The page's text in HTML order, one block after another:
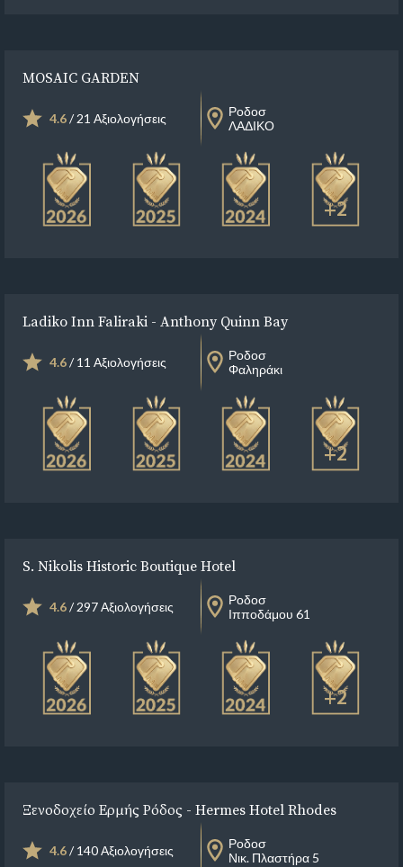
MOSAIC GARDEN
4.6/ 21 Αξιολογήσεις
Ροδοσ
ΛΑΔΙΚΟ
+2
Ladiko Inn Faliraki - Anthony Quinn Bay
4.6/ 11 Αξιολογήσεις
Ροδοσ
Φαληράκι
+2
S. Nikolis Historic Boutique Hotel
4.6/ 297 Αξιολογήσεις
Ροδοσ
Ιπποδάμου 61
+2
Ξενοδοχείο Ερμής Ρόδος - Hermes Hotel Rhodes
4.6/ 140 Αξιολογήσεις
Ροδοσ
Νικ. Πλαστήρα 5